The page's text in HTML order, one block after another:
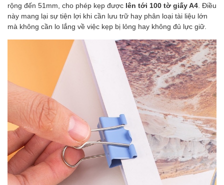
rộng đến 51mm, cho phép kẹp được lên tới 100 tờ giấy A4 . Điều
này mang lại sự tiện lợi khi cần lưu trữ hay phân loại tài liệu lớn
mà không cần lo lắng về việc kẹp bị lỏng hay không đủ lực giữ.